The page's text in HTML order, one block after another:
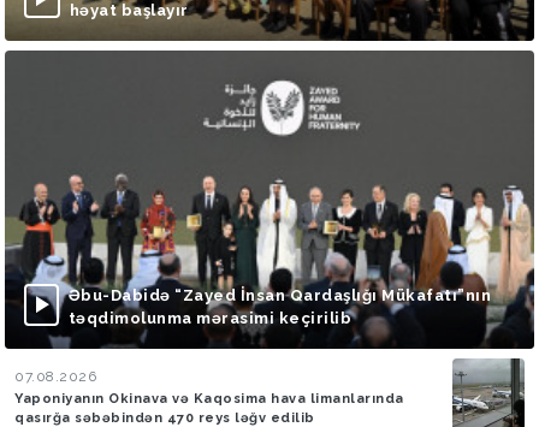
həyat başlayır
Əbu-Dabidə “Zayed İnsan Qardaşlığı Mükafatı”nın
təqdimolunma mərasimi keçirilib
07.08.2026
Yaponiyanın Okinava və Kaqosima hava limanlarında
qasırğa səbəbindən 470 reys ləğv edilib